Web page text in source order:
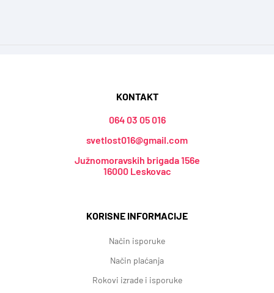
KORISNE INFORMACIJE
Način isporuke
Način plaćanja
Rokovi izrade i isporuke
KONTAKT
064 03 05 016
svetlost016@gmail.com
Južnomoravskih brigada 156e
16000 Leskovac